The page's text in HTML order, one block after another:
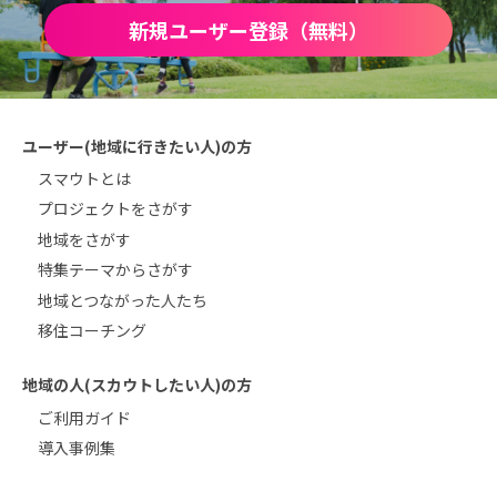
新規ユーザー登録（無料）
ユーザー(地域に行きたい人)の方
スマウトとは
プロジェクトをさがす
地域をさがす
特集テーマからさがす
地域とつながった人たち
移住コーチング
地域の人(スカウトしたい人)の方
ご利用ガイド
導入事例集